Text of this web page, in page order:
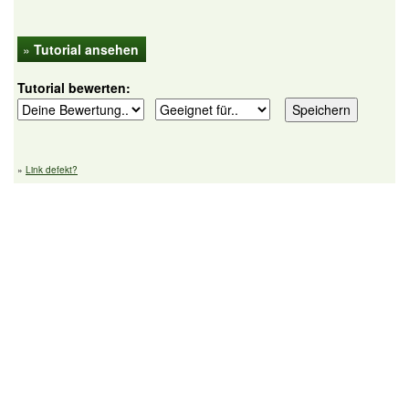
» Tutorial ansehen
Tutorial bewerten:
» Link defekt?